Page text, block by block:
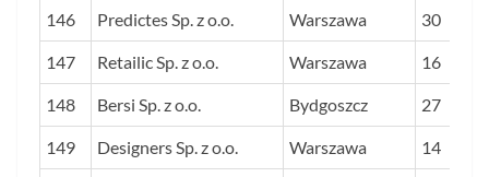
146 Predictes Sp. z o.o. Warszawa 30
147 Retailic Sp. z o.o. Warszawa 16
148 Bersi Sp. z o.o. Bydgoszcz 27
149 Designers Sp. z o.o. Warszawa 14